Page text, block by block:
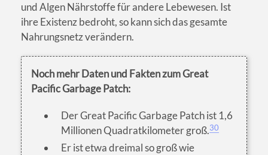
und Algen Nährstoffe für andere Lebewesen. Ist
ihre Existenz bedroht, so kann sich das gesamte
Nahrungsnetz verändern.
Noch mehr Daten und Fakten zum Great
Pacific Garbage Patch:
Der Great Pacific Garbage Patch ist 1,6
Millionen Quadratkilometer groß.30
Er ist etwa dreimal so groß wie